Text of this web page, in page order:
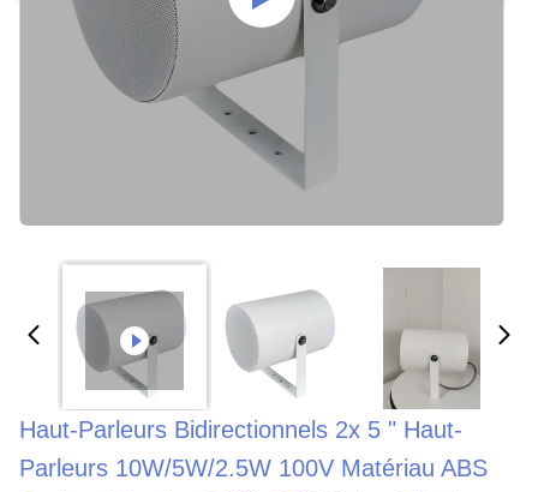
Haut-Parleurs Bidirectionnels 2x 5 " Haut-
Parleurs 10W/5W/2.5W 100V Matériau ABS